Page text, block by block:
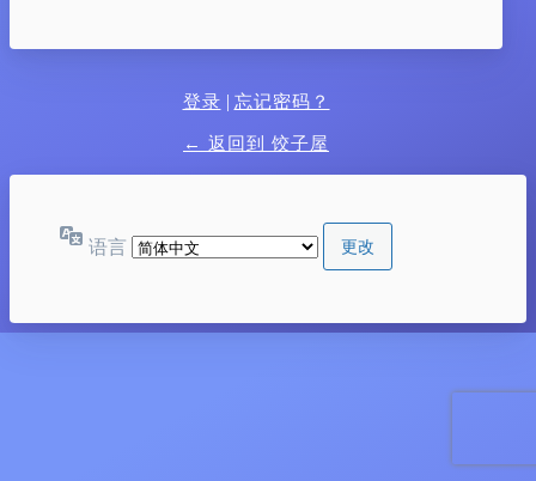
登录 | 忘记密码？
← 返回到 饺子屋
语言